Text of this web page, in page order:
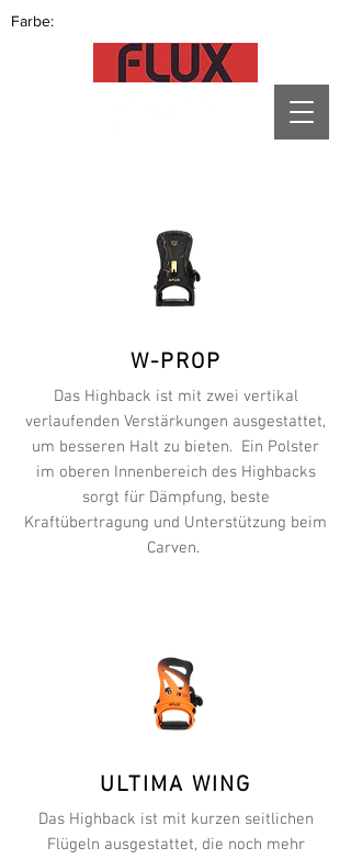
Farbe:
W-PROP
Das Highback ist mit zwei vertikal
verlaufenden Verstärkungen ausgestattet,
um besseren Halt zu bieten. Ein Polster
im oberen Innenbereich des Highbacks
sorgt für Dämpfung, beste
Kraftübertragung und Unterstützung beim
Carven.
ULTIMA WING
Das Highback ist mit kurzen seitlichen
Flügeln ausgestattet, die noch mehr